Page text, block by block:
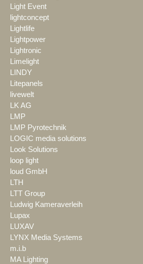
Light Event
lightconcept
Lightlife
Lightpower
Lightronic
Limelight
LINDY
Litepanels
livewelt
LK AG
LMP
LMP Pyrotechnik
LOGIC media solutions
Look Solutions
loop light
loud GmbH
LTH
LTT Group
Ludwig Kameraverleih
Lupax
LUXAV
LYNX Media Systems
m.i.b
MA Lighting